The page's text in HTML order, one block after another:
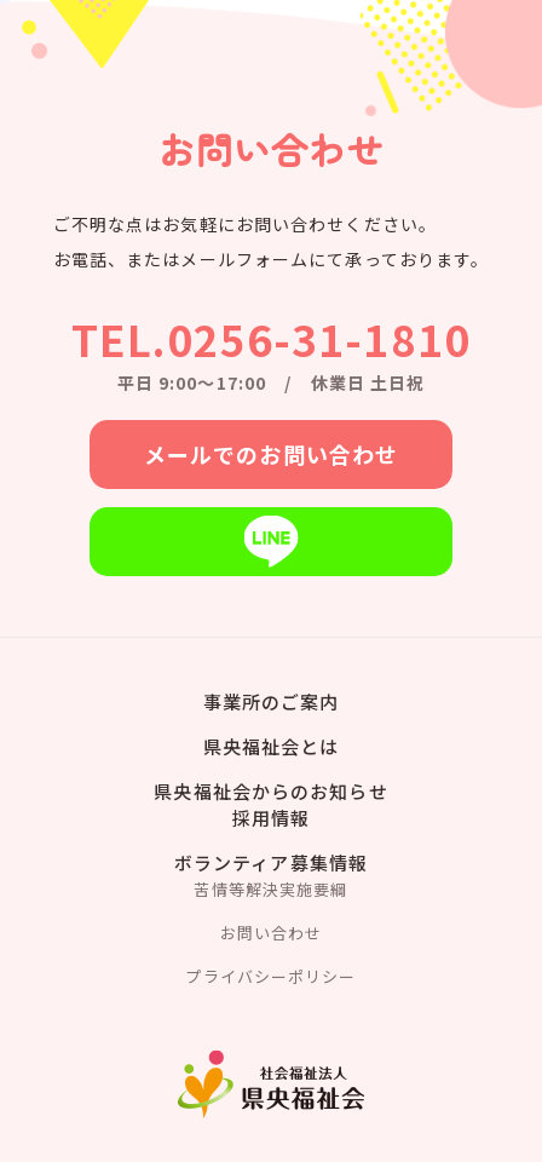
お問い合わせ
ご不明な点はお気軽にお問い合わせください。
お電話、またはメールフォームにて承っております。
TEL.0256-31-1810
平日 9:00〜17:00 / 休業日 土日祝
メールでのお問い合わせ
事業所のご案内
県央福祉会とは
県央福祉会からのお知らせ
採用情報
ボランティア募集情報
苦情等解決実施要綱
お問い合わせ
プライバシーポリシー